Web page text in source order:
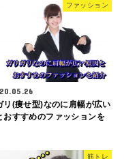
ファッション
リ(痩せ型)なのに肩幅が広い
おすすめのファッションを
筋トレ